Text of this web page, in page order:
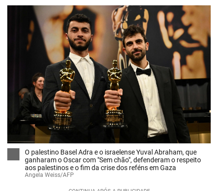
O palestino Basel Adra e o israelense Yuval Abraham, que
ganharam o Oscar com "Sem chão", defenderam o respeito
aos palestinos e o fim da crise dos reféns em Gaza
Angela Weiss/AFP